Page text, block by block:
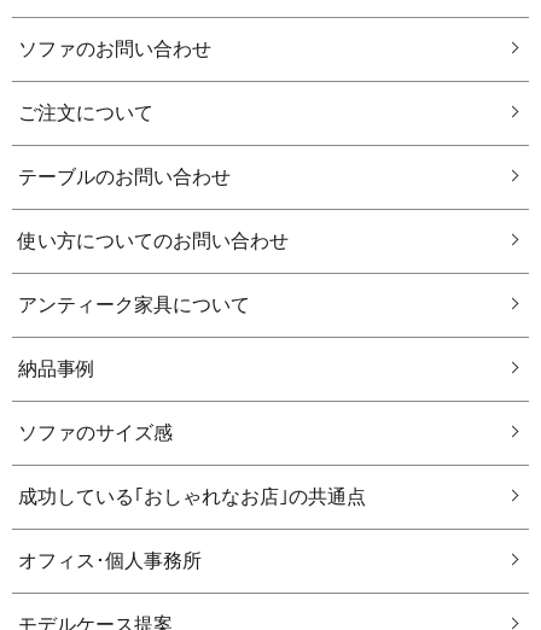
ソファのお問い合わせ
ご注文について
テーブルのお問い合わせ
使い方についてのお問い合わせ
アンティーク家具について
納品事例
ソファのサイズ感
成功している｢おしゃれなお店｣の共通点
オフィス･個人事務所
モデルケース提案